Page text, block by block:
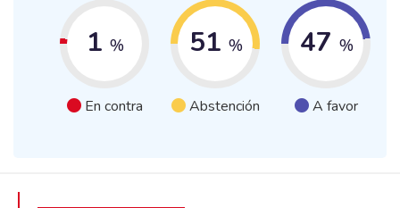
1 %
En contra
51 %
Abstención
47 %
A favor